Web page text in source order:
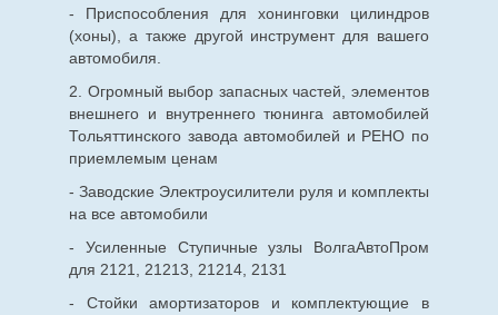
- Приспособления для хонинговки цилиндров
(хоны), а также другой инструмент для вашего
автомобиля.
2. Огромный выбор запасных частей, элементов
внешнего и внутреннего тюнинга автомобилей
Тольяттинского завода автомобилей и РЕНО по
приемлемым ценам
- Заводские Электроусилители руля и комплекты
на все автомобили
- Усиленные Ступичные узлы ВолгаАвтоПром
для 2121, 21213, 21214, 2131
- Стойки амортизаторов и комплектующие в